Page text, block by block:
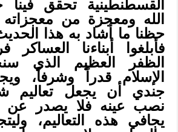
القسطنطينية تحقق
الله ومعجزة من
حظنا ما أشاد به هذا
فأبلغوا أبناءنا
الظفر العظيم الذي
الإسلام قدراً وشرفاً،
جندي أن يجعل تعاليم
نصب عينه فلا يصدر عن
يجافي هذه التعاليم،